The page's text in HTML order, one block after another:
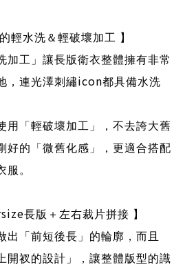
輕水洗＆輕破壞加工 】
加工」讓長版衛衣整體擁有非常
，連光澤刺繡icon都具備水洗
用「輕破壞加工」，不去誇大舊
好的「微舊化感」，更適合搭配
服。
長版＋左右裁片拼接 】
出「前短後長」的輪廓，而且
開衩的設計」，讓整體版型的識